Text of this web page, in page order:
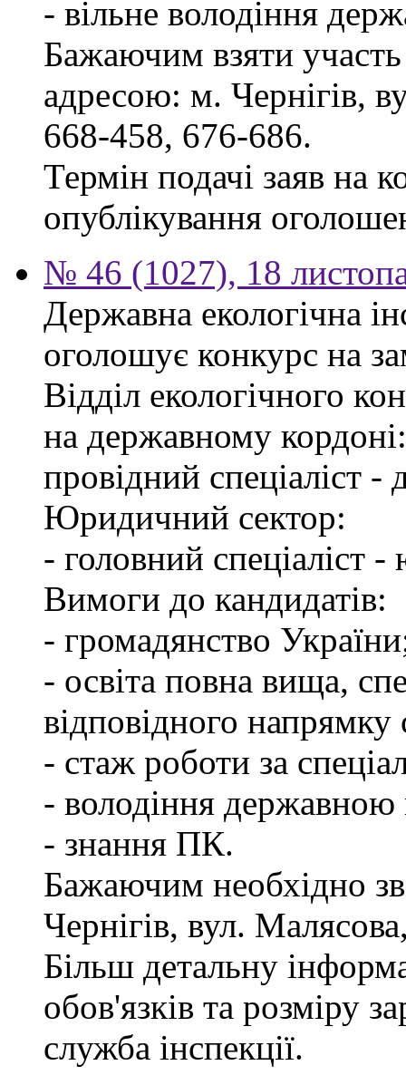
- вільне володіння
Бажаючим взяти участь
адресою: м. Чернігів,
668-458, 676-686.
Термін подачі заяв на
опублікування
№ 46 (1027), 18
Державна екологічна
оголошує конкурс на
Відділ екологічного
на державному кордоні:
провідний спеціаліст
Юридичний сектор:
- головний спеціаліст
Вимоги до кандидатів:
- громадянство
- освіта повна вища,
відповідного
- стаж роботи за
- володіння
- знання ПК.
Бажаючим необхідно
Чернігів, вул.
Більш детальну
обов'язків та розміру
служба інспекції.